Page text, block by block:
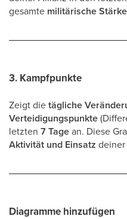
gesamte militärische Stärke
3. Kampfpunkte
Zeigt dietägliche
Verteidigungspunkte
letzten 7 Tagean. Diese
Aktivität und Einsatz
Diagramme hinzufügen